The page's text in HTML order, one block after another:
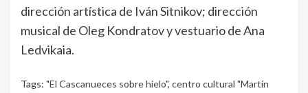
dirección artística de Iván Sitnikov; dirección
musical de Oleg Kondratov y vestuario de Ana
Ledvikaia.
Tags: "El Cascanueces sobre hielo", centro cultural "Martín